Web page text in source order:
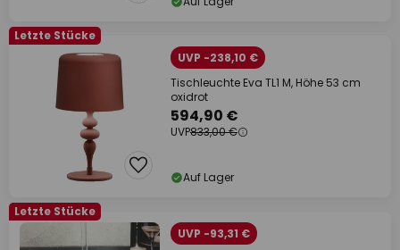
Letzte Stücke
UVP -238,10 €
Tischleuchte Eva TL1 M, Höhe 53 cm
oxidrot
594,90 €
UVP833,00 €
Auf Lager
Letzte Stücke
UVP -93,31 €